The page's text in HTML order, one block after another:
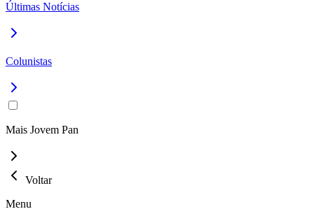
Últimas Notícias
Colunistas
Mais Jovem Pan
Voltar
Menu